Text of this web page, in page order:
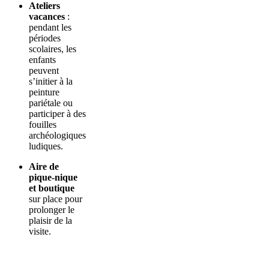
Ateliers
vacances :
pendant les
périodes
scolaires, les
enfants
peuvent
s’initier à la
peinture
pariétale ou
participer à des
fouilles
archéologiques
ludiques.
Aire de
pique-nique
et boutique
sur place pour
prolonger le
plaisir de la
visite.